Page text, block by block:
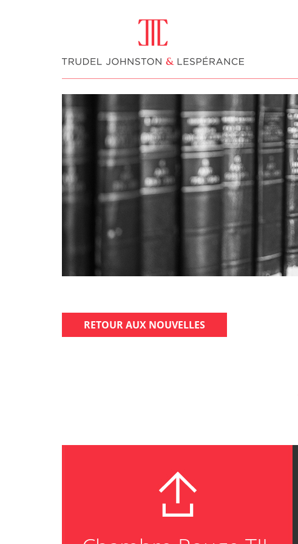
RETOUR AUX NOUVELLES